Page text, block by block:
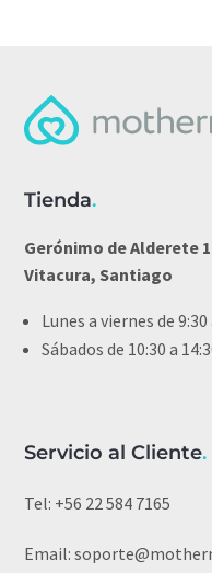
Tienda.
Gerónimo de Alderete
Vitacura, Santiago
Lunes a viernes de 9:30
Sábados de 10:30 a
Servicio al Cliente.
Tel: +56 22 584 7165
Email: